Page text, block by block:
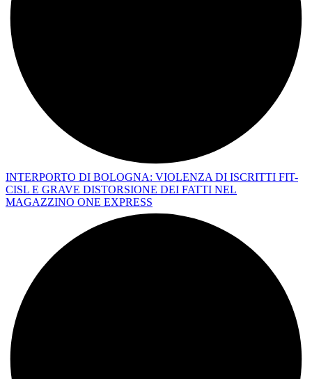
INTERPORTO DI BOLOGNA: VIOLENZA DI ISCRITTI FIT-
CISL E GRAVE DISTORSIONE DEI FATTI NEL
MAGAZZINO ONE EXPRESS